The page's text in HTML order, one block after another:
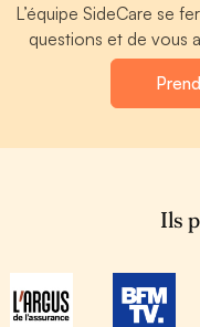
L’équipe SideCare se
questions et de vous
Ils